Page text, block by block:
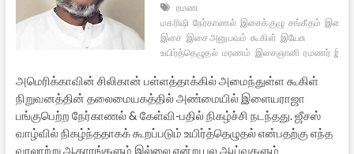
ரமண
மகரிஷி நேர்காணல் இசைக்குழு சங்கீதம்
இசை இசை அனுபவம் கூகிள் இயேசு
உயிர்த்தெழுதல் மரணம் இசைஞானி ரமணர்
அமெரிக்காவின் சிலிகான் பள்ளத்தாக்கில் அமைந்துள்ள கூகிள்
நிறுவனத்தின் தலைமையகத்தில் அண்மையில் இளையராஜா
பங்குபெற்ற நேர்காணல் & கேள்வி-பதில் நிகழ்ச்சி நடந்தது. ஜீசஸ்
வாழ்வில் நிகழ்ந்ததாகக் கூறப்படும் உயிர்த்தெழுதல் என்பதற்கு எந்த
வரலாற்று ஆதாரங்களும் இல்லை என்று பல ஆய்வுகளும்